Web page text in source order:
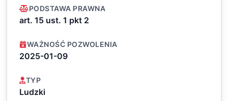
PODSTAWA PRAWNA
art. 15 ust. 1 pkt 2
WAŻNOŚĆ POZWOLENIA
2025-01-09
TYP
Ludzki